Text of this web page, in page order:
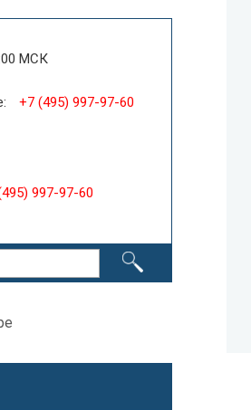
МСК
+7 (495) 997-97-60
997-97-60